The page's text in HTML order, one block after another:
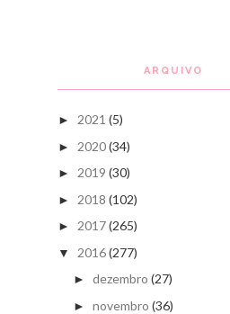
ARQUIVO
► 2021 (5)
► 2020(34)
► 2019 (30)
► 2018 (102)
► 2017(265)
▼ 2016(277)
► dezembro (27)
► novembro (36)